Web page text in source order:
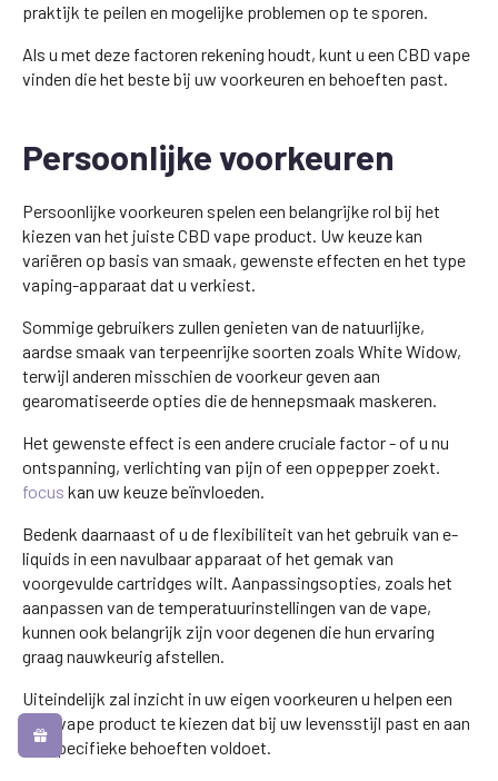
praktijk te peilen en mogelijke problemen op te sporen.
Als u met deze factoren rekening houdt, kunt u een CBD vape
vinden die het beste bij uw voorkeuren en behoeften past.
Persoonlijke voorkeuren
Persoonlijke voorkeuren spelen een belangrijke rol bij het
kiezen van het juiste CBD vape product. Uw keuze kan
variëren op basis van smaak, gewenste effecten en het type
vaping-apparaat dat u verkiest.
Sommige gebruikers zullen genieten van de natuurlijke,
aardse smaak van terpeenrijke soorten zoals White Widow,
terwijl anderen misschien de voorkeur geven aan
gearomatiseerde opties die de hennepsmaak maskeren.
Het gewenste effect is een andere cruciale factor - of u nu
ontspanning, verlichting van pijn of een oppepper zoekt.
focus kan uw keuze beïnvloeden.
Bedenk daarnaast of u de flexibiliteit van het gebruik van e-
liquids in een navulbaar apparaat of het gemak van
voorgevulde cartridges wilt. Aanpassingsopties, zoals het
aanpassen van de temperatuurinstellingen van de vape,
kunnen ook belangrijk zijn voor degenen die hun ervaring
graag nauwkeurig afstellen.
Uiteindelijk zal inzicht in uw eigen voorkeuren u helpen een
CBD vape product te kiezen dat bij uw levensstijl past en aan
uw specifieke behoeften voldoet.